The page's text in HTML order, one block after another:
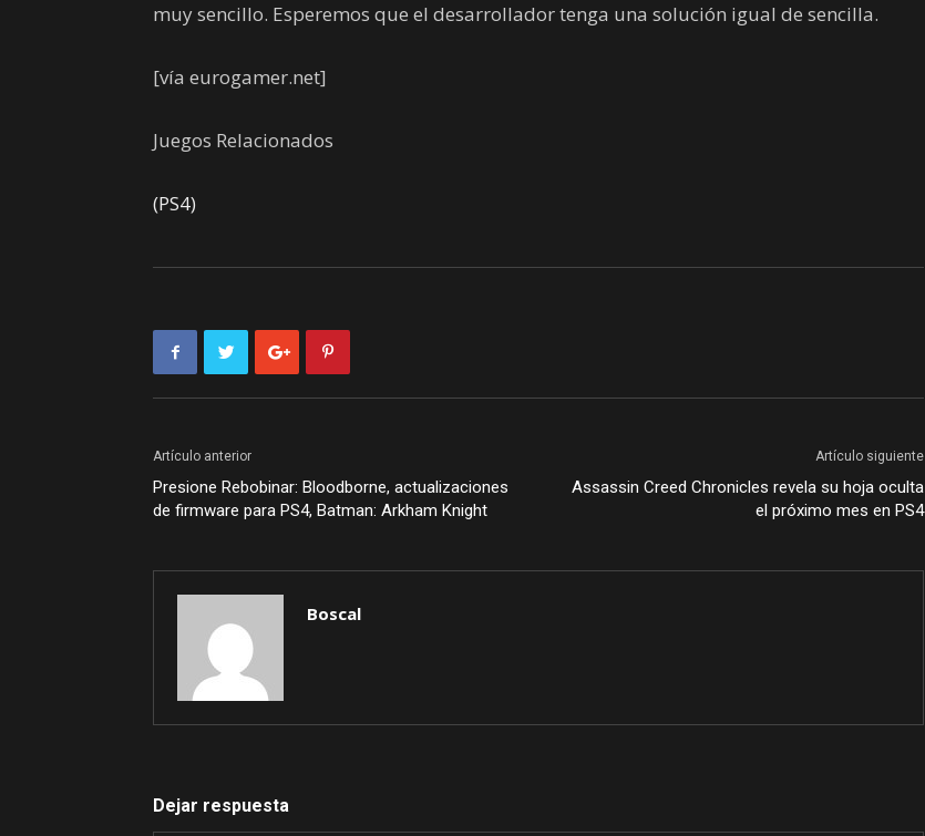
muy sencillo. Esperemos que el desarrollador tenga una solución igual de sencilla.
[vía eurogamer.net]
Juegos Relacionados
(PS4)
Artículo anterior
Presione Rebobinar: Bloodborne, actualizaciones
de firmware para PS4, Batman: Arkham Knight
Artículo siguiente
Assassin Creed Chronicles revela su hoja oculta
el próximo mes en PS4
Boscal
Dejar respuesta